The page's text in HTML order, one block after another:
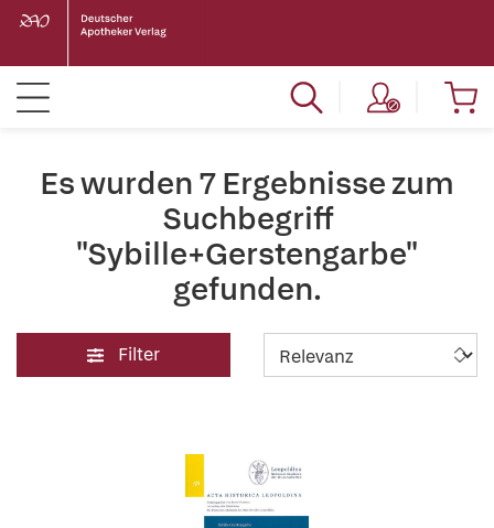
Es wurden 7 Ergebnisse zum
Suchbegriff
"Sybille+Gerstengarbe"
gefunden.
Filter